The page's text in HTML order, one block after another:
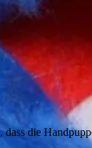
dass die